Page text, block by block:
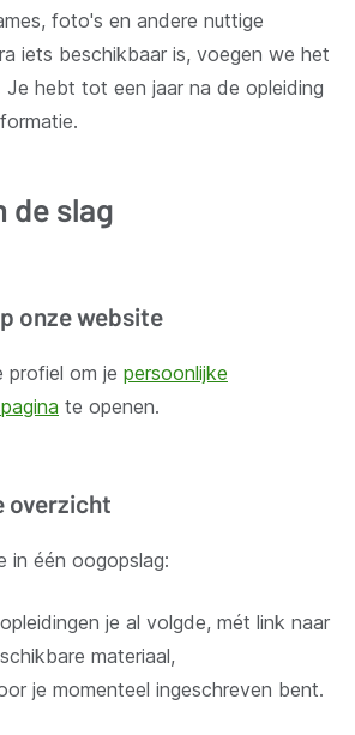
foto's en andere nuttige
iets beschikbaar is, voegen we het
hebt tot een jaar na de opleiding
de slag
onze website
profiel om je persoonlijke
te openen.
overzicht
in één oogopslag:
je al volgde, mét link naar
materiaal,
je momenteel ingeschreven bent.